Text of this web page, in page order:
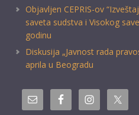
Objavljen CEPRIS-ov
saveta sudstva i Visokog
godinu
Diskusija „Javnost rada
aprila u Beogradu